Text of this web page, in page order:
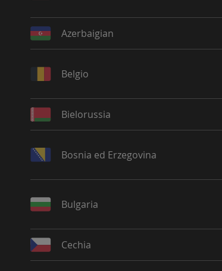
Azerbaigian
Belgio
Bielorussia
Bosnia ed Erzegovina
Bulgaria
Cechia